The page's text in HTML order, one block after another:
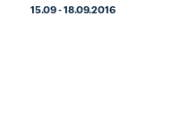
15.09 - 18.09.2016